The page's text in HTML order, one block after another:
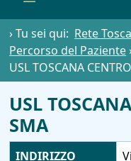
› Tu sei qui: Rete
Percorso del Paziente
USL TOSCANA
USL
SMA
INDIRIZZO